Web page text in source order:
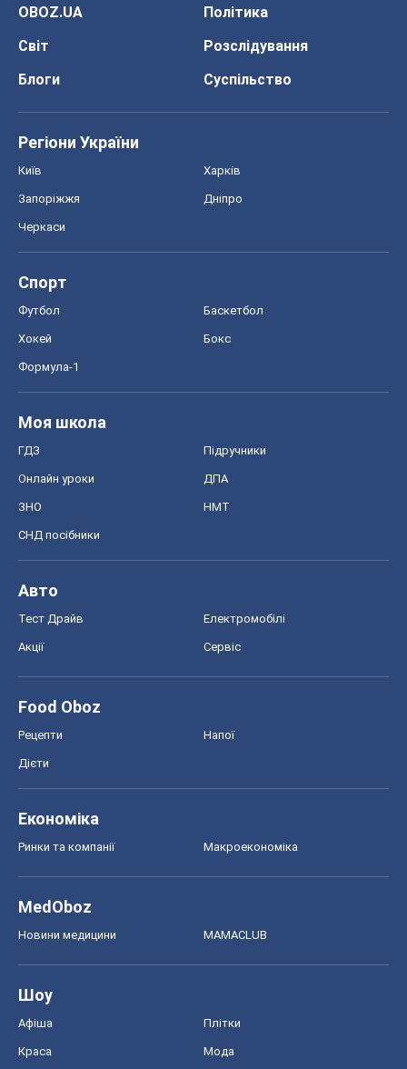
OBOZ.UA
Політика
Світ
Розслідування
Блоги
Суспільство
Регіони України
Київ Харків
Запоріжжя Дніпро
Черкаси
Спорт
Футбол Баскетбол
Хокей Бокс
Формула-1
Моя школа
ГДЗ Підручники
Онлайн уроки ДПА
ЗНО НМТ
СНД посібники
Авто
Тест Драйв Електромобілі
Акції Сервіс
Food Oboz
Рецепти Напої
Дієти
Економіка
Ринки та компанії Макроекономіка
MedOboz
Новини медицини MAMACLUB
Шоу
Афіша Плітки
Краса Мода